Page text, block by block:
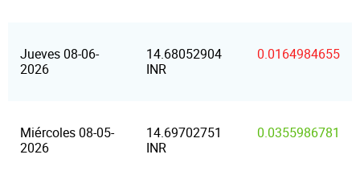
Jueves 08-06-
2026
14.68052904
INR
0.0164984655
Miércoles 08-05-
2026
14.69702751
INR
0.0355986781